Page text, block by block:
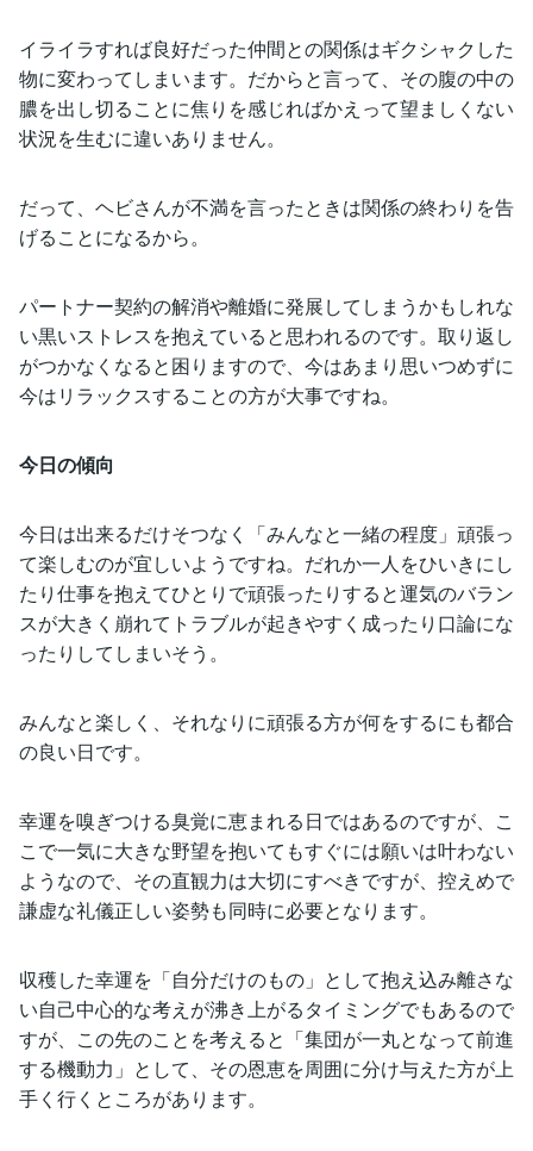
イライラすれば良好だった仲間との関係はギクシャクした
物に変わってしまいます。だからと言って、その腹の中の
膿を出し切ることに焦りを感じればかえって望ましくない
状況を生むに違いありません。
だって、ヘビさんが不満を言ったときは関係の終わりを告
げることになるから。
パートナー契約の解消や離婚に発展してしまうかもしれな
い黒いストレスを抱えていると思われるのです。取り返し
がつかなくなると困りますので、今はあまり思いつめずに
今はリラックスすることの方が大事ですね。
今日の傾向
今日は出来るだけそつなく「みんなと一緒の程度」頑張っ
て楽しむのが宜しいようですね。だれか一人をひいきにし
たり仕事を抱えてひとりで頑張ったりすると運気のバラン
スが大きく崩れてトラブルが起きやすく成ったり口論にな
ったりしてしまいそう。
みんなと楽しく、それなりに頑張る方が何をするにも都合
の良い日です。
幸運を嗅ぎつける臭覚に恵まれる日ではあるのですが、こ
こで一気に大きな野望を抱いてもすぐには願いは叶わない
ようなので、その直観力は大切にすべきですが、控えめで
謙虚な礼儀正しい姿勢も同時に必要となります。
収穫した幸運を「自分だけのもの」として抱え込み離さな
い自己中心的な考えが沸き上がるタイミングでもあるので
すが、この先のことを考えると「集団が一丸となって前進
する機動力」として、その恩恵を周囲に分け与えた方が上
手く行くところがあります。